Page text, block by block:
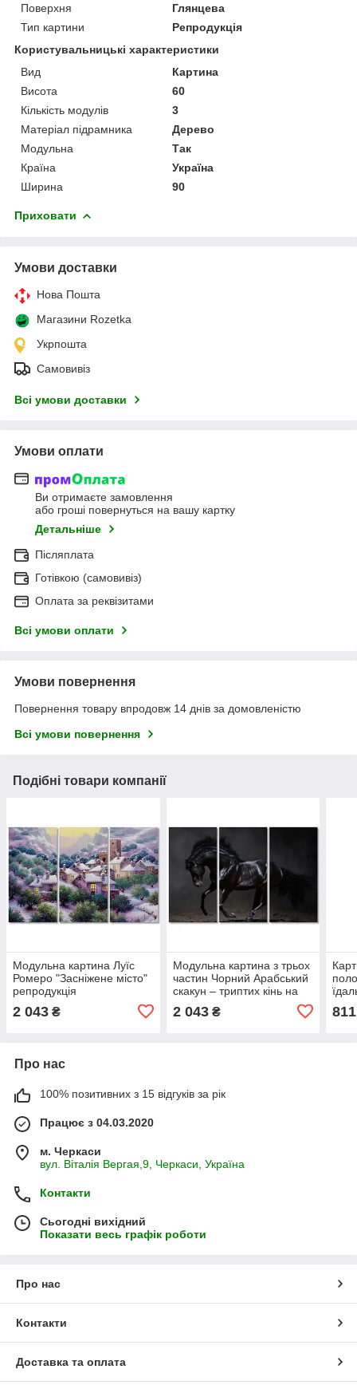
Поверхня
Глянцева
Тип картини
Репродукція
Користувальницькі характеристики
Вид
Картина
Висота
60
Кількість модулів
3
Матеріал підрамника
Дерево
Модульна
Так
Країна
Україна
Ширина
90
Приховати
Умови доставки
Нова Пошта
Магазини Rozetka
Укрпошта
Самовивіз
Всі умови доставки
Умови оплати
Ви отримаєте замовлення
або гроші повернуться на вашу картку
Детальніше
Післяплата
Готівкою (самовивіз)
Оплата за реквізитами
Всі умови оплати
Умови повернення
Повернення товару впродовж 14 днів за домовленістю
Всі умови повернення
Подібні товари компанії
Модульна картина Луїс
Ромеро "Засніжене місто"
репродукція
2 043 ₴
Модульна картина з трьох
частин Чорний Арабський
скакун – триптих кінь на
кабінету, на подарунок
2 043₴ 811
Про нас
100% позитивних з 15 відгуків за рік
Працює з 04.03.2020
м. Черкаси
вул. Віталія Вергая,9, Черкаси, Україна
Контакти
Сьогодні вихідний
Показати весь графік роботи
Про нас
Контакти
Доставка та оплата